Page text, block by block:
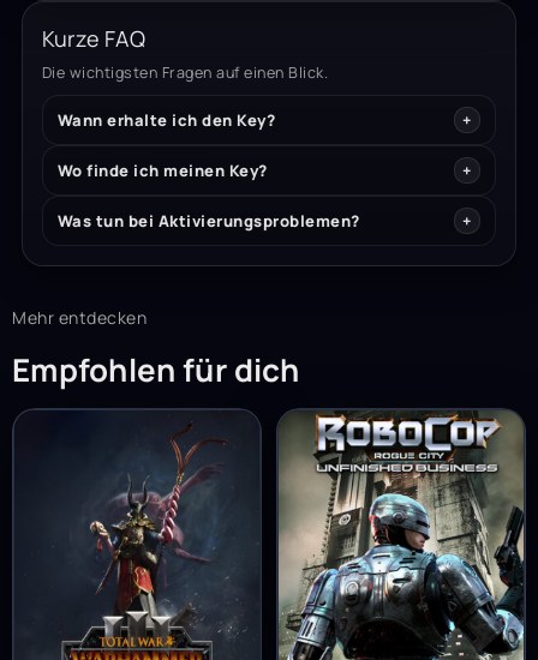
Kurze FAQ
Die wichtigsten Fragen auf einen Blick.
Wann erhalte ich den Key?
Wo finde ich meinen Key?
Was tun bei Aktivierungsproblemen?
Mehr entdecken
Empfohlen für dich